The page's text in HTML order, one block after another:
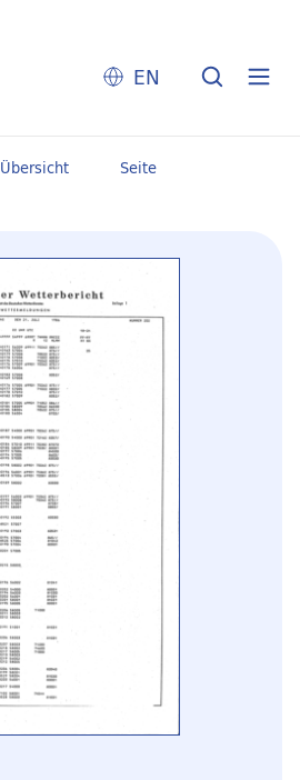
EN
Übersicht Seite